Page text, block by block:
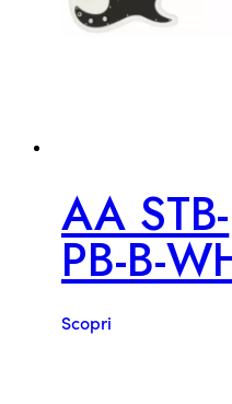
AA STB-
PB-B-
Scopri